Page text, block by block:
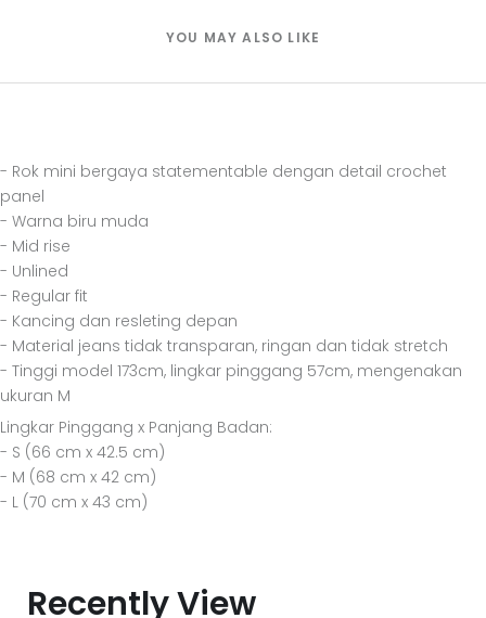
YOU MAY ALSO LIKE
- Rok mini bergaya statementable dengan detail crochet
panel
- Warna biru muda
- Mid rise
- Unlined
- Regular fit
- Kancing dan resleting depan
- Material jeans tidak transparan, ringan dan tidak stretch
- Tinggi model 173cm, lingkar pinggang 57cm, mengenakan
ukuran M
Lingkar Pinggang x Panjang Badan:
- S (66 cm x 42.5 cm)
- M (68 cm x 42 cm)
- L (70 cm x 43 cm)
Recently View